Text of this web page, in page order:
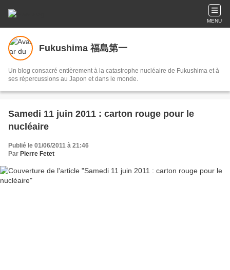
MENU
Fukushima 福島第一
Un blog consacré entièrement à la catastrophe nucléaire de Fukushima et à
ses répercussions au Japon et dans le monde.
Samedi 11 juin 2011 : carton rouge pour le
nucléaire
Publié le 01/06/2011 à 21:46
Par Pierre Fetet